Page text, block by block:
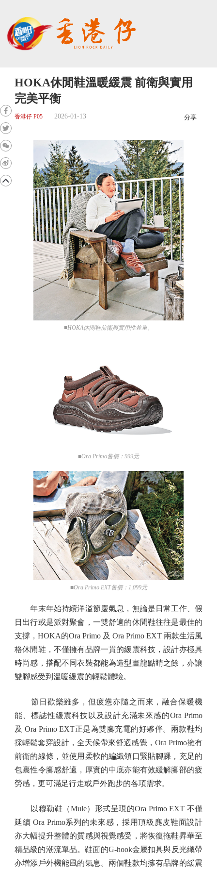
HOKA休閒鞋溫暖緩震 前衛與實用
完美平衡
香港仔 P05 2026-01-13 分享
■HOKA休閒鞋前衛與實用性並重。
■Ora Primo售價：999元
■Ora Primo EXT售價：1,099元
年末年始持續洋溢節慶氣息，無論是日常工作、假
日出行或是派對聚會，一雙舒適的休閒鞋往往是最佳的
支撐，HOKA的Ora Primo 及 Ora Primo EXT 兩款生活風
格休閒鞋，不僅擁有品牌一貫的緩震科技，設計亦極具
時尚感，搭配不同衣裝都能為造型畫龍點睛之餘，亦讓
雙腳感受到溫暖緩震的輕鬆體驗。
節日歡樂雖多，但疲憊亦隨之而來，融合保暖機
能、標誌性緩震科技以及設計充滿未來感的Ora Primo
及 Ora Primo EXT正是為雙腳充電的好夥伴。兩款鞋均
採輕鬆套穿設計，全天候帶來舒適感覺，Ora Primo擁有
前衛的線條，並使用柔軟的編織領口緊貼腳踝，充足的
包裹性令腳感舒適，厚實的中底亦能有效緩解腳部的疲
勞感，更可滿足行走或戶外跑步的各項需求。
以穆勒鞋（Mule）形式呈現的Ora Primo EXT 不僅
延續 Ora Primo系列的未來感，採用頂級麂皮鞋面設計
亦大幅提升整體的質感與視覺感受，將恢復拖鞋昇華至
精品級的潮流單品。鞋面的G-hook金屬扣具與反光織帶
亦增添戶外機能風的氣息。兩個鞋款均擁有品牌的緩震